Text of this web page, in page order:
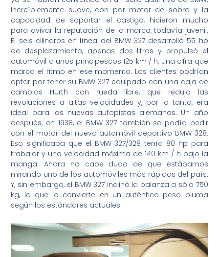
Increíblemente suave, con par motor de sobra y la
capacidad de soportar el castigo, hicieron mucho
para avivar la reputación de la marca, todavía juvenil.
El seis cilindros en línea del BMW 327 desarrolló 55 hp
de desplazamiento, apenas dos litros y propulsó el
automóvil a unos principescos 125 km / h, una cifra que
marca el ritmo en ese momento. Los clientes podrían
optar por tener su BMW 327 equipado con una caja de
cambios Hurth con rueda libre, que redujo las
revoluciones a altas velocidades y, por lo tanto, era
ideal para las nuevas autopistas alemanas. Un año
después, en 1938, el BMW 327 también se podía pedir
con el motor del nuevo automóvil deportivo BMW 328.
Eso significaba que el BMW 327/328 tenía 80 hp para
trabajar y una velocidad máxima de 140 km / h bajo la
manga. Ahora no cabe duda de que estábamos
mirando uno de los automóviles más rápidos del país.
Y, sin embargo, el BMW 327 inclinó la balanza a sólo 750
kg, lo que lo convierte en un auténtico peso pluma
según los estándares actuales.